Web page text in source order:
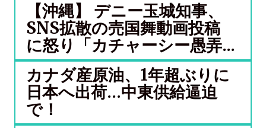
【沖縄】 デニー玉城知事、
SNS拡散の売国舞動画投稿
に怒り「カチャーシー愚弄...
カナダ産原油、1年超ぶりに
日本へ出荷…中東供給逼迫
で！